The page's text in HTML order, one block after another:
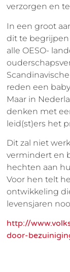
verzorgen en
In een groot
dit te begrijpen
alle OESO-
reden een
Maar in
denken met
leid(st)ers het
Dit zal niet
vermindert en
hechten aan
Voor hen telt
ontwikkeling
levensjaren
http://
door-